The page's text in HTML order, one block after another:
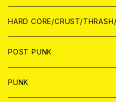
アナログ
DIGITAL CONTENTS
CD
ANALOG
HARD CORE/CRUST/
JAPAN
CD
WORLD
POST PUNK
CD
PUNK